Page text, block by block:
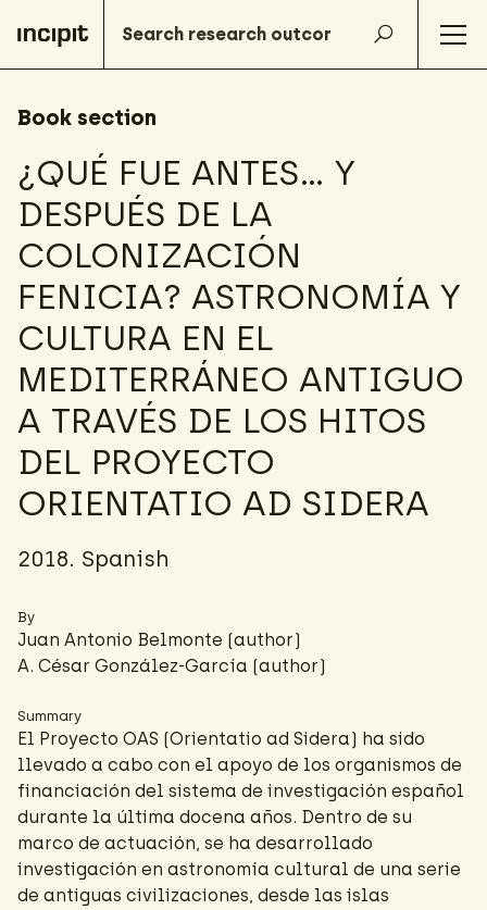
Book section
¿QUÉ FUE ANTES… Y
DESPUÉS DE LA
COLONIZACIÓN
FENICIA? ASTRONOMÍA Y
CULTURA EN EL
MEDITERRÁNEO ANTIGUO
A TRAVÉS DE LOS HITOS
DEL PROYECTO
ORIENTATIO AD SIDERA
2018. Spanish
By
Juan Antonio Belmonte (author)
A. César González-García (author)
Summary
El Proyecto OAS (Orientatio ad Sidera) ha sido
llevado a cabo con el apoyo de los organismos de
financiación del sistema de investigación español
durante la última docena años. Dentro de su
marco de actuación, se ha desarrollado
investigación en astronomía cultural de una serie
de antiguas civilizaciones, desde las islas